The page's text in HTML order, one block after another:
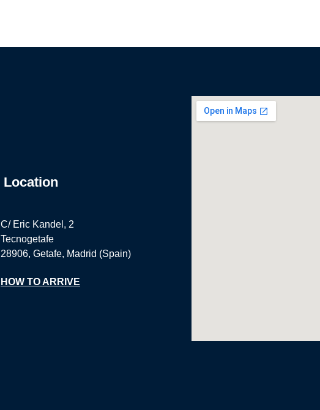
Location
C/ Eric Kandel, 2
Tecnogetafe
28906, Getafe, Madrid (Spain)
HOW TO ARRIVE